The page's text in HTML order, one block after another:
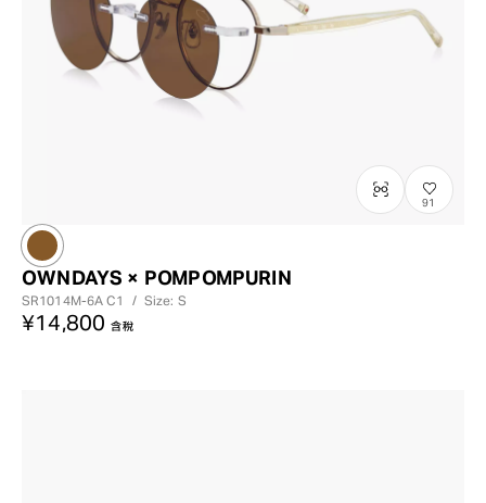
91
OWNDAYS × POMPOMPURIN
SR1014M-6AC1 / Size: S
¥14,800 含稅